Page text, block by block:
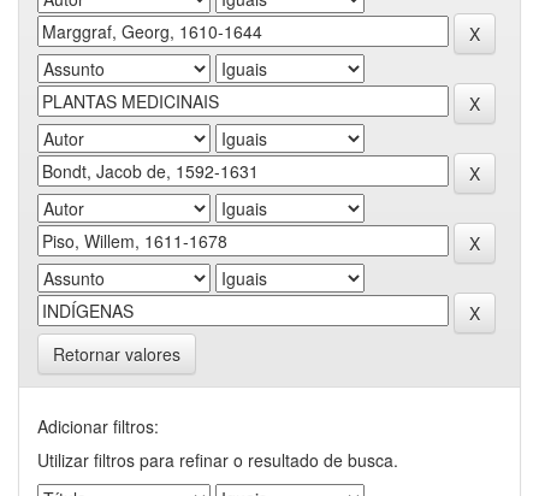
Retornar valores
Adicionar filtros:
Utilizar filtros para refinar o resultado de busca.